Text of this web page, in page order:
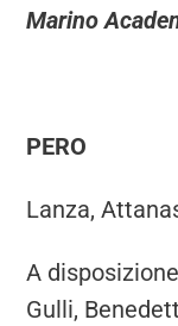
Marino
PERO
Lanza,
A
Gulli,